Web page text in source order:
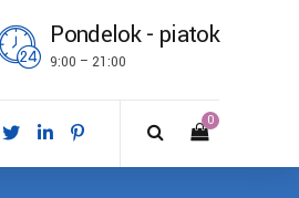
Pondelok - piatok
9:00 – 21:00
0